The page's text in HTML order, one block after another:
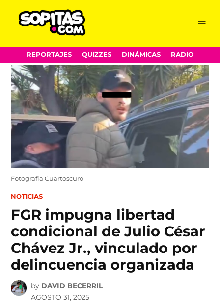
Skip
to
content
Menu
REPORTAJES QUIZZES DINÁMICAS RADIO
Fotografía Cuartoscuro
POSTED
NOTICIAS
FGR impugna libertad
condicional de Julio César
Chávez Jr., vinculado por
delincuencia organizada
by DAVID BECERRIL
AGOSTO 31, 2025